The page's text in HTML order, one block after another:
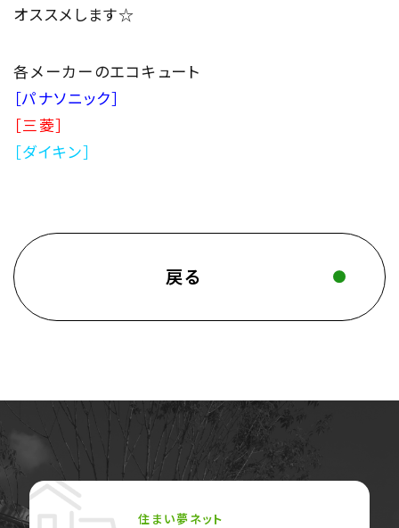
オススメします☆
各メーカーのエコキュート
［パナソニック］
［三菱］
［ダイキン］
戻る
住まい夢ネット